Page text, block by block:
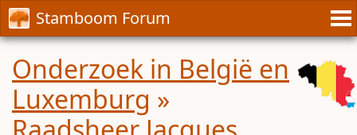
Stamboom Forum
Onderzoek in België en
Luxemburg »